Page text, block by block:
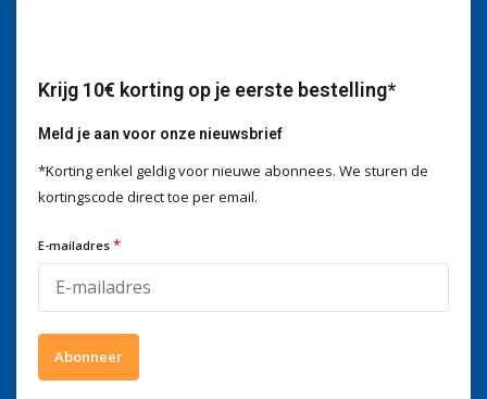
kantooruren bereikbaar op
+3278250650
4 / 5 Wij scoren een4 / 5opTrustpilot
Krijg 10€ korting op je eerste bestelling*
Meld je aan voor onze nieuwsbrief
*Korting enkel geldig voor nieuwe abonnees. We sturen de
kortingscode direct toe per email.
E-mailadres *
Abonneer